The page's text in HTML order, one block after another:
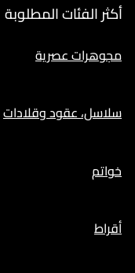
أكثر الفئات المطلوبة
مجوهرات عصرية
سلاسل، عقود وقلادات
خواتم
أقراط